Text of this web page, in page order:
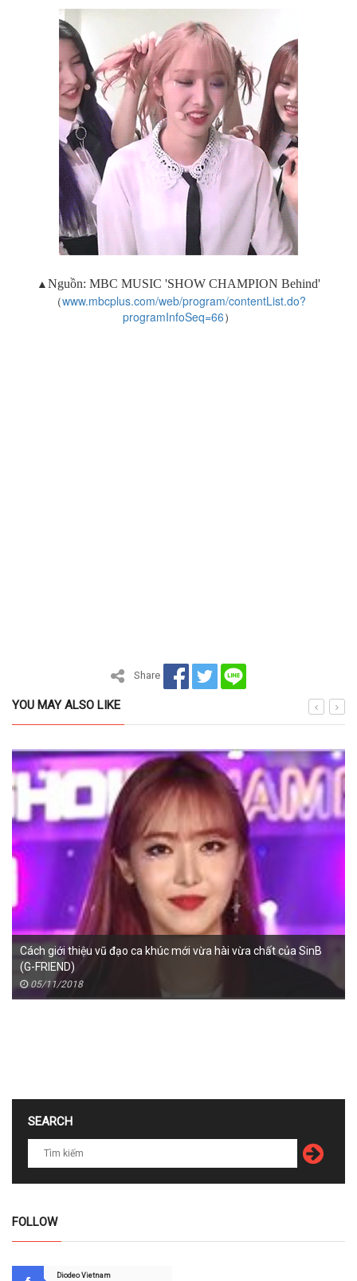
▲Nguồn: MBC MUSIC 'SHOW CHAMPION Behind'
（www.mbcplus.com/web/program/contentList.do?
programInfoSeq=66）
Share
YOU MAY ALSO LIKE
Cách giới thiệu vũ đạo ca khúc mới vừa hài vừa chất của SinB
(G-FRIEND)
05/11/2018
SEARCH
FOLLOW
Diodeo Vietnam